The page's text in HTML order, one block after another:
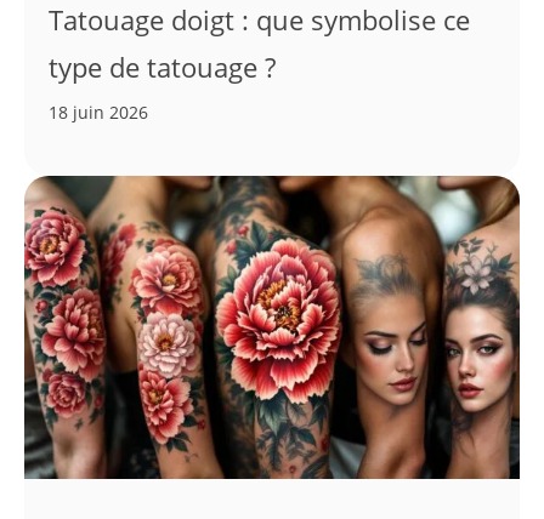
Tatouage doigt : que symbolise ce
type de tatouage ?
18 juin 2026